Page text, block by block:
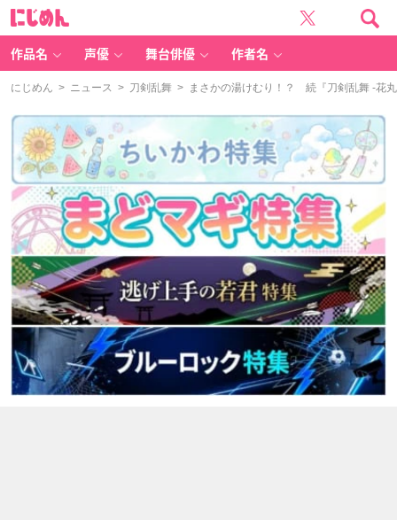
作品名 声優 舞台俳優 作者名
にじめん > ニュース > 刀剣乱舞 > まさかの湯けむり！？ 続『刀剣乱舞 -花